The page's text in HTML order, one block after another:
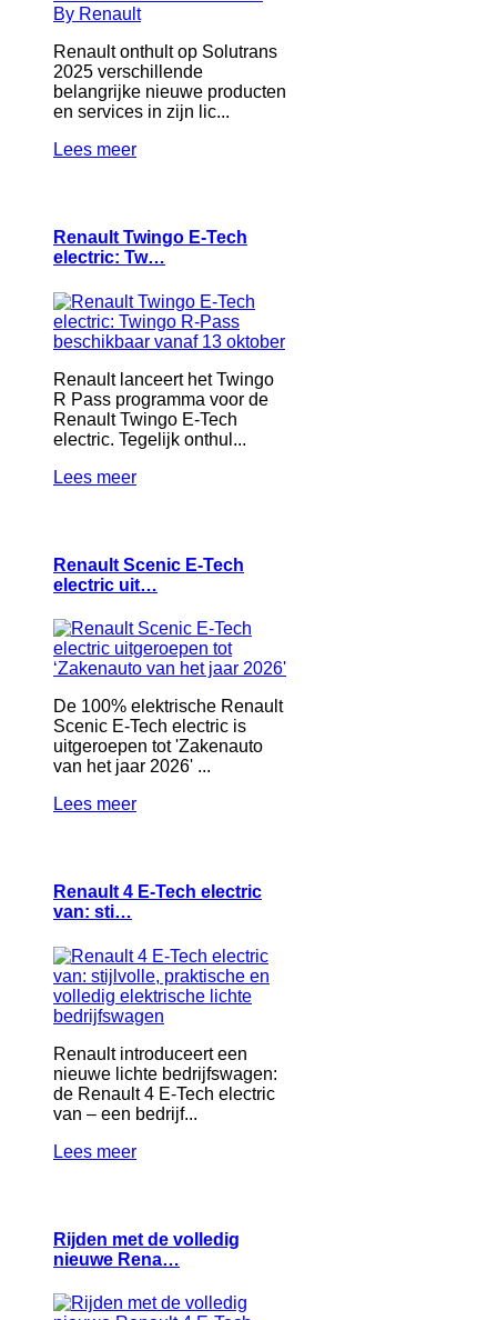
Renault onthult op Solutrans
2025 verschillende
belangrijke nieuwe producten
en services in zijn lic...
Lees meer
Renault Twingo E-Tech
electric: Tw…
Renault lanceert het Twingo
R Pass programma voor de
Renault Twingo E-Tech
electric. Tegelijk onthul...
Lees meer
Renault Scenic E-Tech
electric uit…
De 100% elektrische Renault
Scenic E-Tech electric is
uitgeroepen tot 'Zakenauto
van het jaar 2026' ...
Lees meer
Renault 4 E-Tech electric
van: sti…
Renault introduceert een
nieuwe lichte bedrijfswagen:
de Renault 4 E‑Tech electric
van – een bedrijf...
Lees meer
Rijden met de volledig
nieuwe Rena…